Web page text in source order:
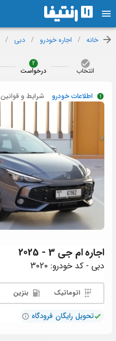
خانه / اجاره خودرو / دبی /
انتخاب
2
درخواست
اطلاعات خودرو شرایط و قوانین
اجارهام جی 3 - 2025
دبی - کد خودرو: 3020
اتوماتیک بنزین
تحویل رایگان فرودگاه